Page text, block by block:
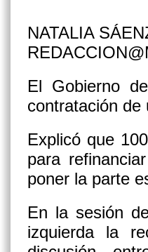
NATALIA
El Gobierno
contratación de
Explicó que
para
poner la parte
En la sesión
izquierda la